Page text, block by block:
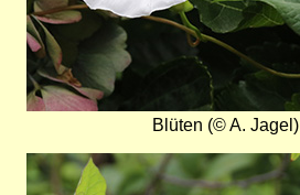
Blüten (© A. Jagel)
Bild